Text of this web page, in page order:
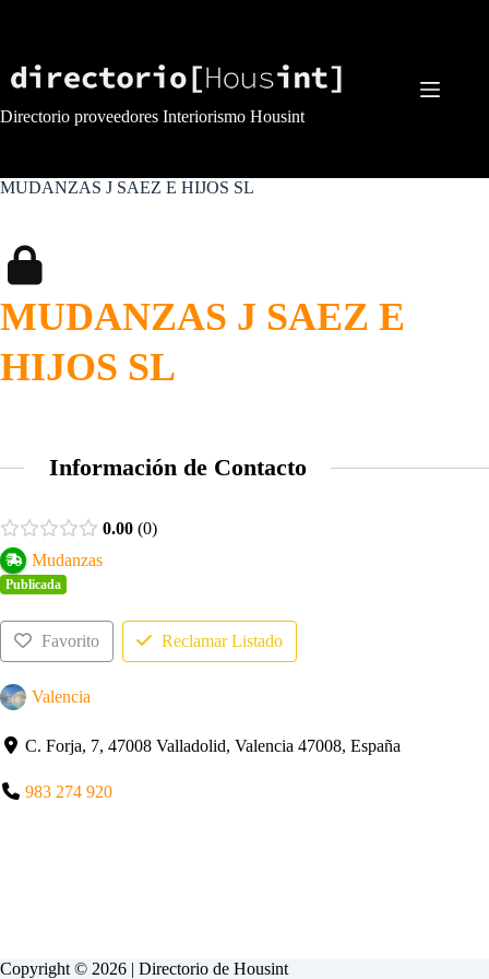
Directorio proveedores Interiorismo Housint
MUDANZAS J SAEZ E HIJOS SL
MUDANZAS J SAEZ E
HIJOS SL
Información de Contacto
0.00 0
Mudanzas
Publicada
Favorito Reclamar Listado
Valencia
C. Forja, 7, 47008 Valladolid, Valencia 47008, España
983 274 920
Copyright © 2026 | Directorio de Housint